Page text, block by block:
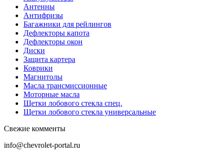
Антенны
Антифризы
Багажники для рейлингов
Дефлекторы капота
Дефлекторы окон
Диски
Защита картера
Коврики
Магнитолы
Масла трансмиссионные
Моторные масла
Щетки лобового стекла спец.
Щетки лобового стекла универсальные
Свежие комменты
info@chevrolet-portal.ru